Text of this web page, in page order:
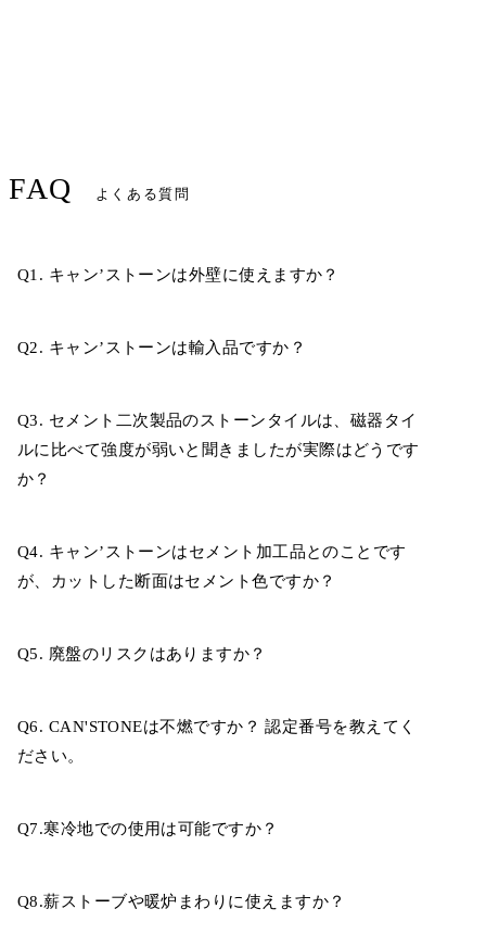
FAQ よくある質問
Q1. キャン’ストーンは外壁に使えますか？
Q2. キャン’ストーンは輸入品ですか？
Q3. セメント二次製品のストーンタイルは、磁器タイ
ルに比べて強度が弱いと聞きましたが実際はどうです
か？
Q4. キャン’ストーンはセメント加工品とのことです
が、カットした断面はセメント色ですか？
Q5. 廃盤のリスクはありますか？
Q6. CAN'STONEは不燃ですか？ 認定番号を教えてく
ださい。
Q7.寒冷地での使用は可能ですか？
Q8.薪ストーブや暖炉まわりに使えますか？